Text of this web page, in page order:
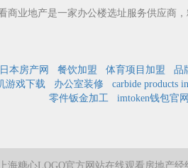
业地产是一家办公楼选址服务供应商
日本房产网 餐饮加盟 体育项目加盟
品
游戏下载 办公室装修
carbide products
零件钣金加工
imtoken钱包官
海糖心LOGO官方网站在线观看房地产